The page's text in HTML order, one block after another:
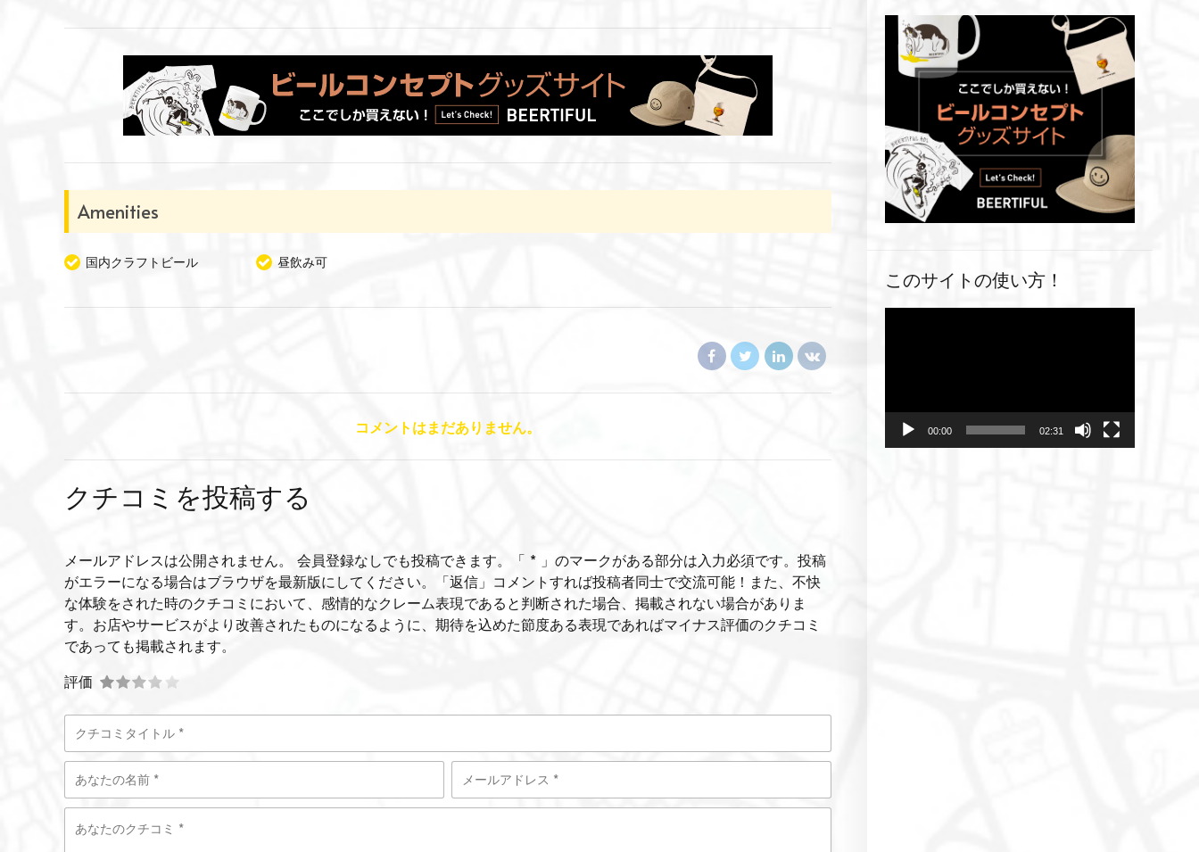
Amenities
国内クラフトビール 昼飲み可
コメントはまだありません。
クチコミを投稿する
メールアドレスは公開されません。 会員登録なしでも投稿できます。「 * 」のマークがある部分は入力必須です。投稿
がエラーになる場合はブラウザを最新版にしてください。「返信」コメントすれば投稿者同士で交流可能！また、不快
な体験をされた時のクチコミにおいて、感情的なクレーム表現であると判断された場合、掲載されない場合がありま
す。お店やサービスがより改善されたものになるように、期待を込めた節度ある表現であればマイナス評価のクチコミ
であっても掲載されます。
評価
このサイトの使い方！
ー
00:00 02:31